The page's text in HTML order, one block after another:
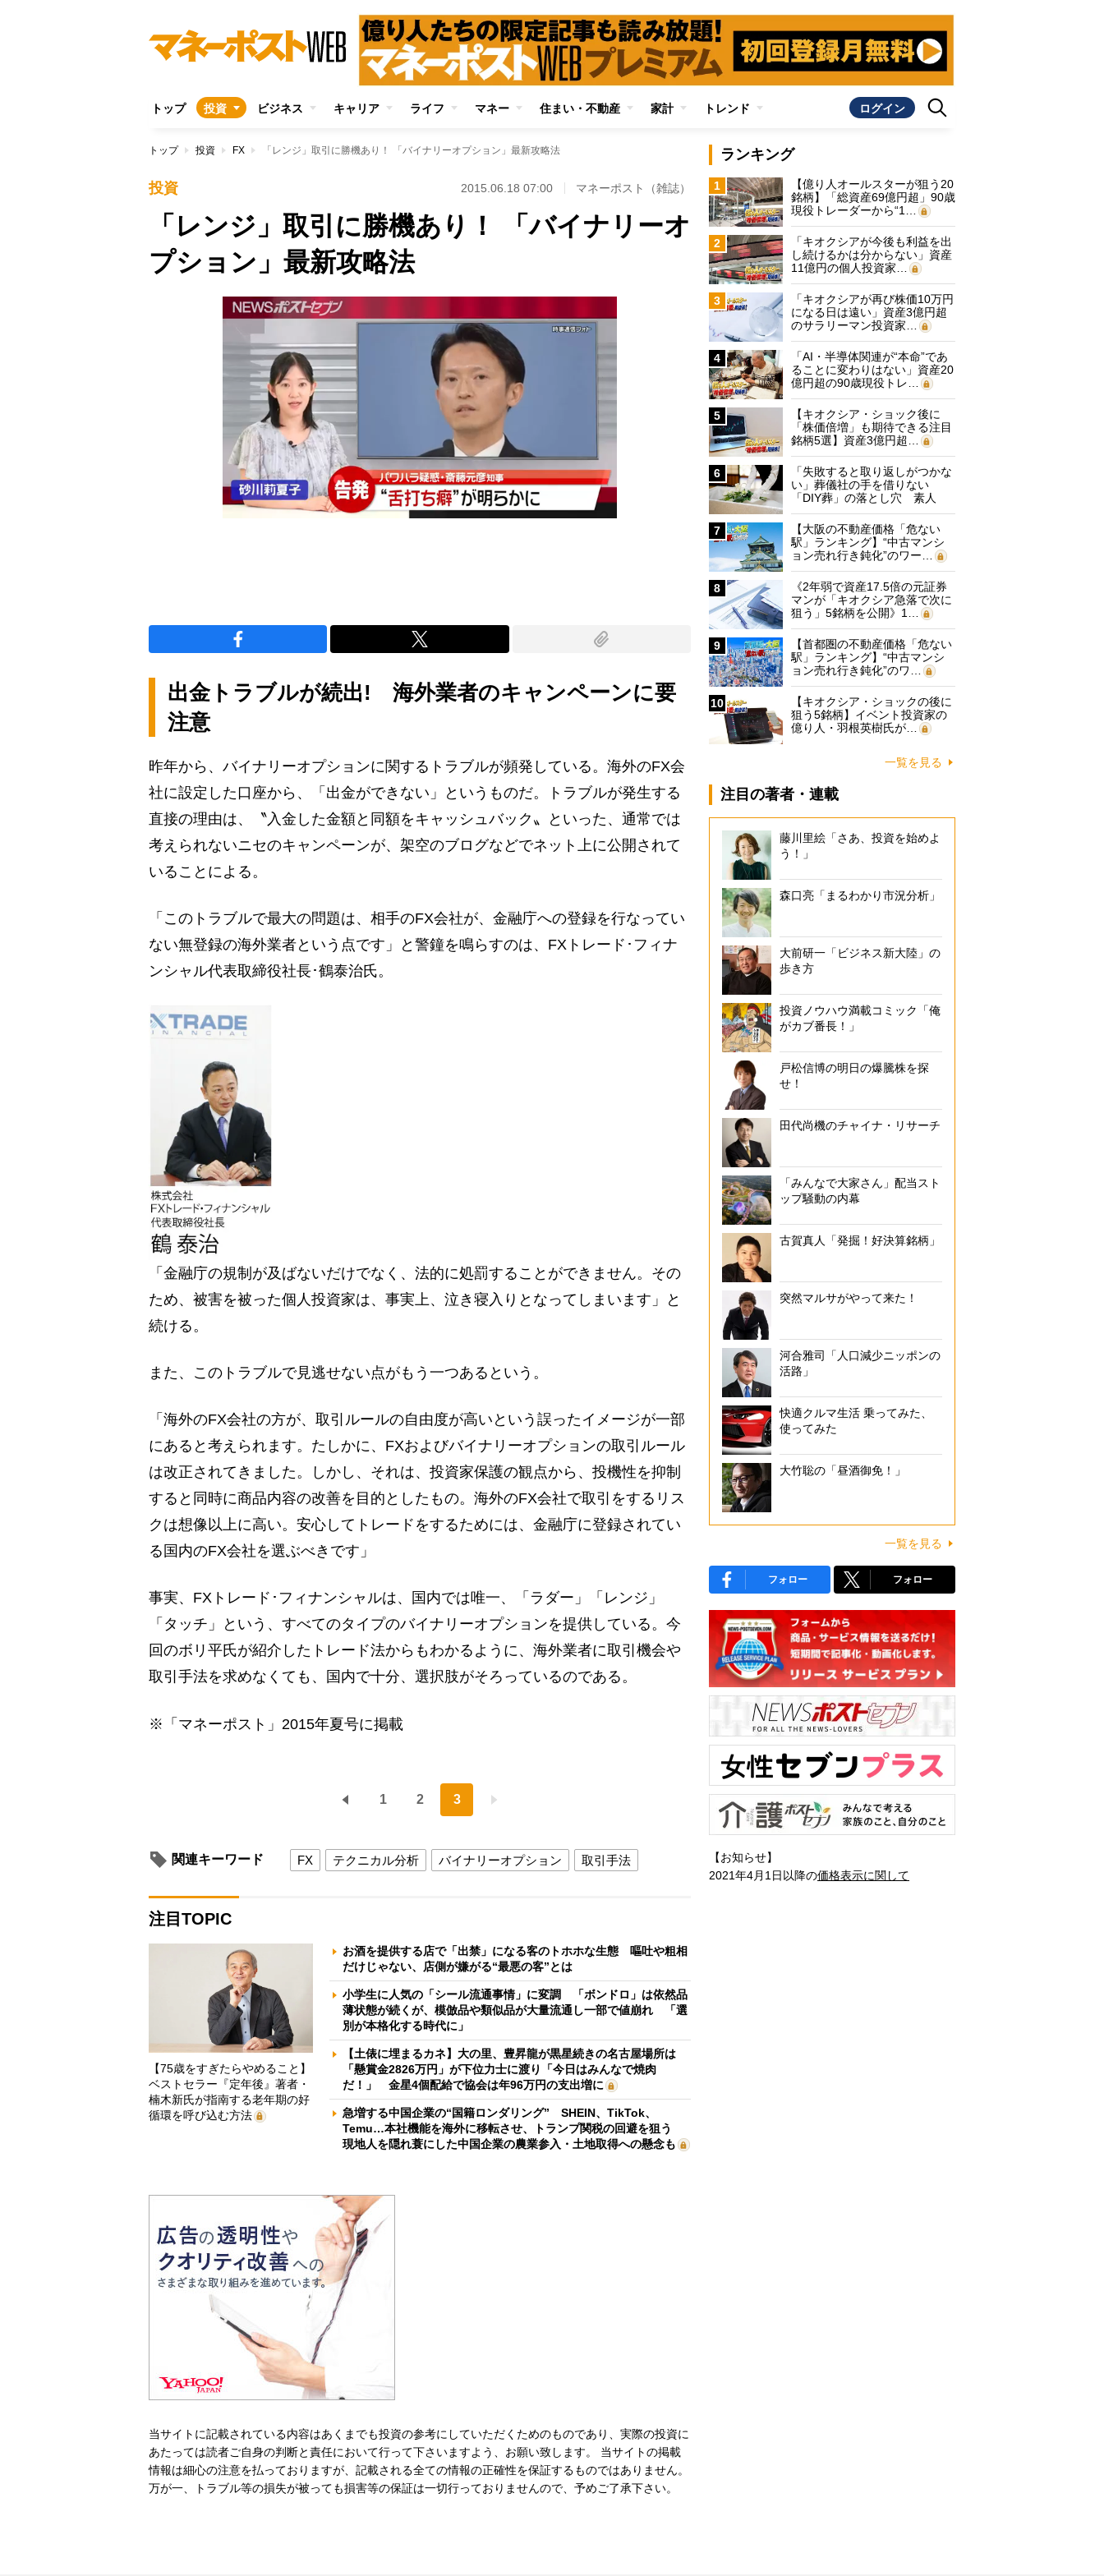
トップ 投資 ビジネス キャリア ライフ マネー 住まい・不動産 家計 トレンド ログイン
トップ 投資 FX 「レンジ」取引に勝機あり！ 「バイナリーオプション」最新攻略法
投資 2015.06.18 07:00 マネーポスト（雑誌）
「レンジ」取引に勝機あり！ 「バイナリーオ
プション」最新攻略法
出金トラブルが続出! 海外業者のキャンペーンに要
注意
昨年から、バイナリーオプションに関するトラブルが頻発している。海外のFX会
社に設定した口座から、「出金ができない」というものだ。トラブルが発生する
直接の理由は、〝入金した金額と同額をキャッシュバック〟といった、通常では
考えられないニセのキャンペーンが、架空のブログなどでネット上に公開されて
いることによる。
「このトラブルで最大の問題は、相手のFX会社が、金融庁への登録を行なってい
ない無登録の海外業者という点です」と警鐘を鳴らすのは、FXトレード･フィナ
ンシャル代表取締役社長･鶴泰治氏。
「金融庁の規制が及ばないだけでなく、法的に処罰することができません。その
ため、被害を被った個人投資家は、事実上、泣き寝入りとなってしまいます」と
続ける。
また、このトラブルで見逃せない点がもう一つあるという。
「海外のFX会社の方が、取引ルールの自由度が高いという誤ったイメージが一部
にあると考えられます。たしかに、FXおよびバイナリーオプションの取引ルール
は改正されてきました。しかし、それは、投資家保護の観点から、投機性を抑制
すると同時に商品内容の改善を目的としたもの。海外のFX会社で取引をするリス
クは想像以上に高い。安心してトレードをするためには、金融庁に登録されてい
る国内のFX会社を選ぶべきです」
事実、FXトレード･フィナンシャルは、国内では唯一、「ラダー」「レンジ」
「タッチ」という、すべてのタイプのバイナリーオプションを提供している。今
回のボリ平氏が紹介したトレード法からもわかるように、海外業者に取引機会や
取引手法を求めなくても、国内で十分、選択肢がそろっているのである。
※「マネーポスト」2015年夏号に掲載
1 2 3
関連キーワード FX テクニカル分析 バイナリーオプション 取引手法
注目TOPIC
【75歳をすぎたらやめること】
ベストセラー『定年後』著者・
楠木新氏が指南する老年期の好
循環を呼び込む方法
お酒を提供する店で「出禁」になる客のトホホな生態 嘔吐や粗相
だけじゃない、店側が嫌がる“最悪の客”とは
小学生に人気の「シール流通事情」に変調 「ボンドロ」は依然品
薄状態が続くが、模倣品や類似品が大量流通し一部で値崩れ 「選
別が本格化する時代に」
【土俵に埋まるカネ】大の里、豊昇龍が黒星続きの名古屋場所は
「懸賞金2826万円」が下位力士に渡り「今日はみんなで焼肉
だ！」 金星4個配給で協会は年96万円の支出増に
急増する中国企業の“国籍ロンダリング” SHEIN、TikTok、
Temu…本社機能を海外に移転させ、トランプ関税の回避を狙う
現地人を隠れ蓑にした中国企業の農業参入・土地取得への懸念も
当サイトに記載されている内容はあくまでも投資の参考にしていただくためのものであり、実際の投資に
あたっては読者ご自身の判断と責任において行って下さいますよう、お願い致します。 当サイトの掲載
情報は細心の注意を払っておりますが、記載される全ての情報の正確性を保証するものではありません。
万が一、トラブル等の損失が被っても損害等の保証は一切行っておりませんので、予めご了承下さい。
ランキング
1
【億り人オールスターが狙う20
銘柄】「総資産69億円超」90歳
現役トレーダーから“1…
2
「キオクシアが今後も利益を出
し続けるかは分からない」資産
11億円の個人投資家…
3
「キオクシアが再び株価10万円
になる日は遠い」資産3億円超
のサラリーマン投資家…
4
「AI・半導体関連が“本命”であ
ることに変わりはない」資産20
億円超の90歳現役トレ…
5
【キオクシア・ショック後に
「株価倍増」も期待できる注目
銘柄5選】資産3億円超…
6
「失敗すると取り返しがつかな
い」葬儀社の手を借りない
「DIY葬」の落とし穴 素人
に…
7
【大阪の不動産価格「危ない
駅」ランキング】“中古マンシ
ョン売れ行き鈍化”のワー…
8
《2年弱で資産17.5倍の元証券
マンが「キオクシア急落で次に
狙う」5銘柄を公開》1…
9
【首都圏の不動産価格「危ない
駅」ランキング】“中古マンシ
ョン売れ行き鈍化”のワ…
10
【キオクシア・ショックの後に
狙う5銘柄】イベント投資家の
億り人・羽根英樹氏が…
一覧を見る
注目の著者・連載
藤川里絵「さあ、投資を始めよ
う！」
森口亮「まるわかり市況分析」
大前研一「ビジネス新大陸」の
歩き方
投資ノウハウ満載コミック「俺
がカブ番長！」
戸松信博の明日の爆騰株を探
せ！
田代尚機のチャイナ・リサーチ
「みんなで大家さん」配当スト
ップ騒動の内幕
古賀真人「発掘！好決算銘柄」
突然マルサがやって来た！
河合雅司「人口減少ニッポンの
活路」
快適クルマ生活 乗ってみた、
使ってみた
大竹聡の「昼酒御免！」
一覧を見る
フォロー フォロー
【お知らせ】
2021年4月1日以降の価格表示に関して